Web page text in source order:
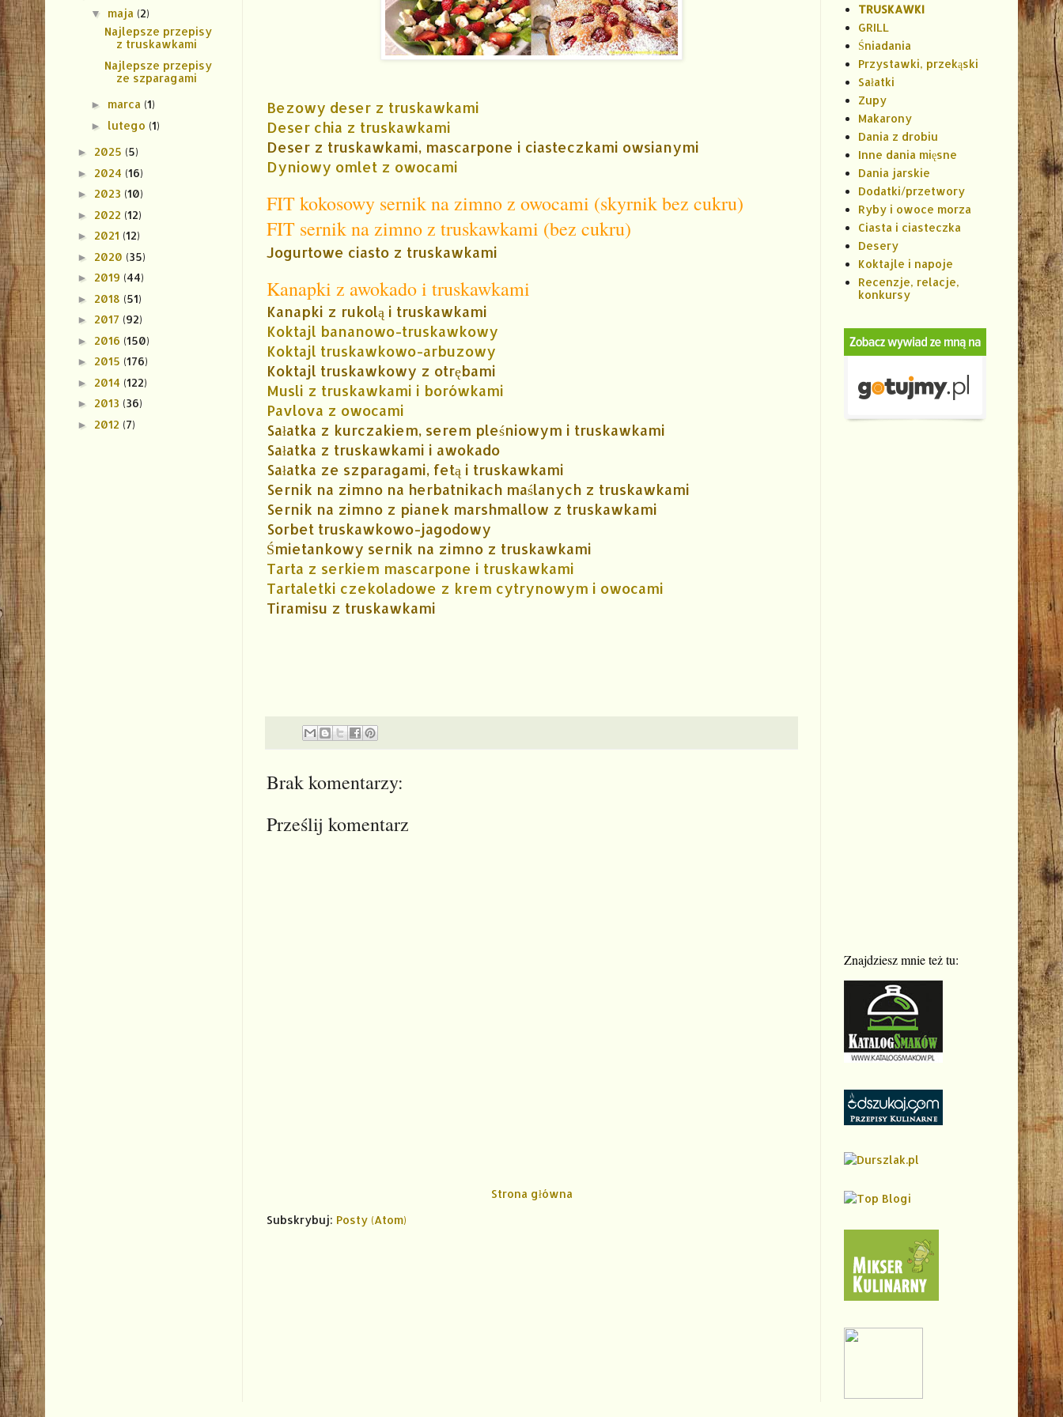
Bezowy deser z truskawkami
Deser chia z truskawkami
Deser z truskawkami, mascarpone i ciasteczkami owsianymi
Dyniowy omlet z owocami
FIT kokosowy sernik na zimno z owocami (skyrnik bez cukru)
FIT sernik na zimno z truskawkami (bez cukru)
Jogurtowe ciasto z truskawkami
Kanapki z awokado i truskawkami
Kanapki z rukolą i truskawkami
Koktajl bananowo-truskawkowy
Koktajl truskawkowo-arbuzowy
Koktajl truskawkowy z otrębami
Musli z truskawkami i borówkami
Pavlova z owocami
Sałatka z kurczakiem, serem pleśniowym i truskawkami
Sałatka z truskawkami i awokado
Sałatka ze szparagami, fetą i truskawkami
Sernik na zimno na herbatnikach maślanych z truskawkami
Sernik na zimno z pianek marshmallow z truskawkami
Sorbet truskawkowo-jagodowy
Śmietankowy sernik na zimno z truskawkami
Tarta z serkiem mascarpone i truskawkami
Tartaletki czekoladowe z krem cytrynowym i owocami
Tiramisu z truskawkami
Brak komentarzy:
Prześlij komentarz
Strona główna
Subskrybuj: Posty (Atom)
▼ maja (2)
Najlepsze przepisy
z truskawkami
Najlepsze przepisy
ze szparagami
► marca (1)
► lutego (1)
► 2025 (5)
► 2024 (16)
► 2023 (10)
► 2022 (12)
► 2021 (12)
► 2020 (35)
► 2019 (44)
► 2018 (51)
► 2017 (92)
► 2016 (150)
► 2015 (176)
► 2014 (122)
► 2013 (36)
► 2012 (7)
TRUSKAWKI
GRILL
Śniadania
Przystawki, przekąski
Sałatki
Zupy
Makarony
Dania z drobiu
Inne dania mięsne
Dania jarskie
Dodatki/przetwory
Ryby i owoce morza
Ciasta i ciasteczka
Desery
Koktajle i napoje
Recenzje, relacje,
konkursy
Znajdziesz mnie też tu: